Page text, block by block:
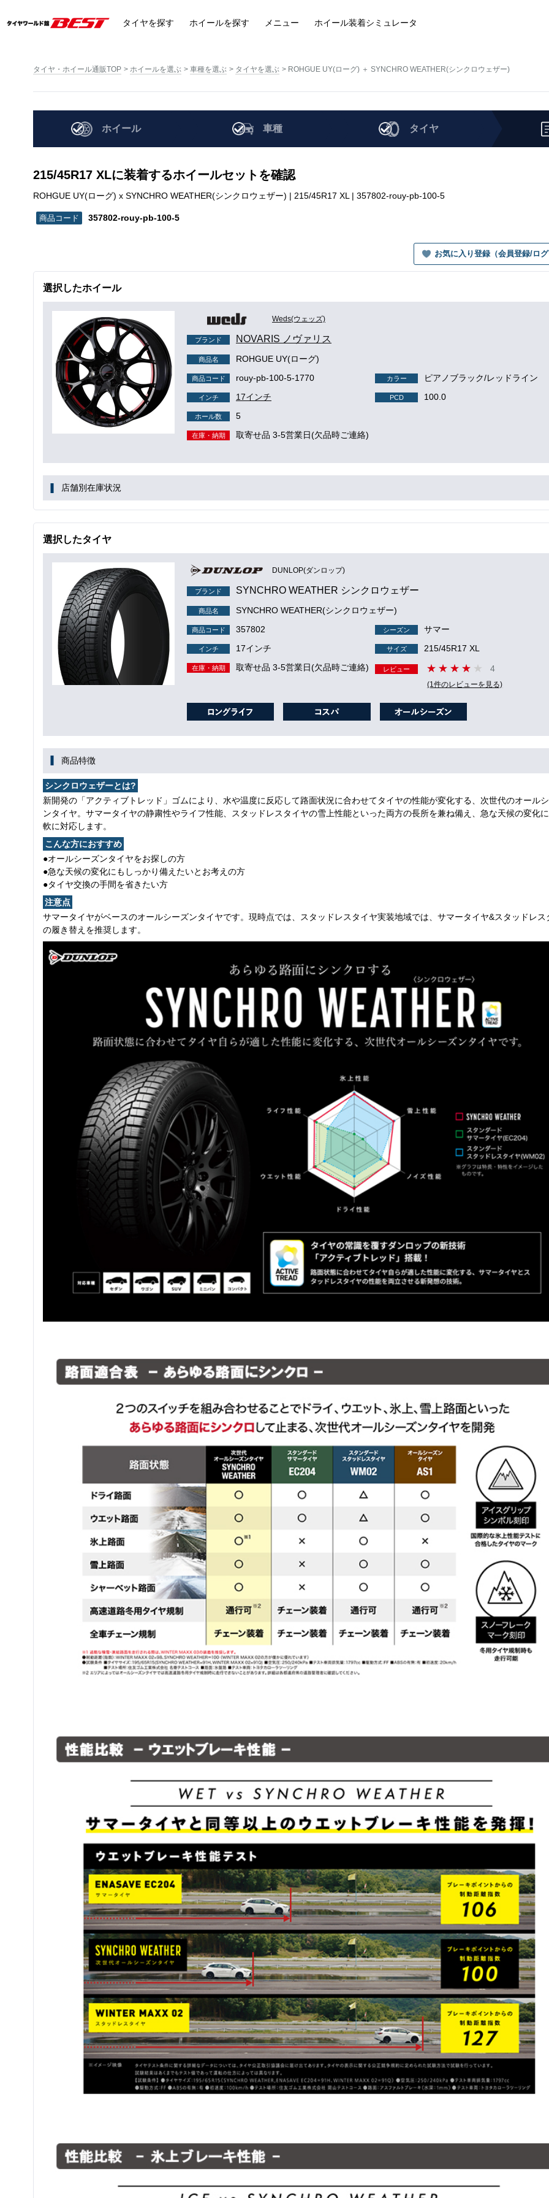
タイヤを探す ホイールを探す メニュー ホイール装着シミュレータ
タイヤ・ホイール通販TOP ホイールを選ぶ 車種を選ぶ タイヤを選ぶ ROHGUE UY(ローグ) ＋ SYNCHRO WEATHER(シンクロウェザー)
ホイール 車種 タイヤ
215/45R17 XLに装着するホイールセットを確認
ROHGUE UY(ローグ) x SYNCHRO WEATHER(シンクロウェザー) | 215/45R17 XL | 357802-rouy-pb-100-5
357802-rouy-pb-100-5
お気に入り登録（会員登録/ロ
選択したホイール
Weds(ウェッズ)
ブランド NOVARIS ノヴァリス
商品名 ROHGUE UY(ローグ)
商品コード rouy-pb-100-5-1770 カラー ピアノブラック/レッドライン
インチ 17インチ PCD 100.0
ホール数 5
在庫・納期 取寄せ品 3-5営業日(欠品時ご連絡)
店舗別在庫状況
選択したタイヤ
DUNLOP(ダンロップ)
ブランド SYNCHRO WEATHER シンクロウェザー
商品名 SYNCHRO WEATHER(シンクロウェザー)
商品コード 357802 シーズン サマー
インチ 17インチ サイズ 215/45R17 XL
在庫・納期 取寄せ品 3-5営業日(欠品時ご連絡) レビュー 4
(1件のレビューを見る)
商品特徴
シンクロウェザーとは?
新開発の「アクティブトレッド」ゴムにより、水や温度に反応して路面状況に合わせてタイヤの性能が変化する、次世代のオール
ンタイヤ。サマータイヤの静粛性やライフ性能、スタッドレスタイヤの雪上性能といった両方の長所を兼ね備え、急な天候の変化
軟に対応します。
こんな方におすすめ
●オールシーズンタイヤをお探しの方
●急な天候の変化にもしっかり備えたいとお考えの方
●タイヤ交換の手間を省きたい方
注意点
サマータイヤがベースのオールシーズンタイヤです。現時点では、スタッドレスタイヤ実装地域では、サマータイヤ&スタッドレス
の履き替えを推奨します。